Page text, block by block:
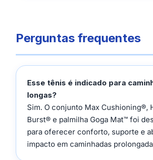
Perguntas frequentes
Esse tênis é indicado para
longas?
Sim. O conjunto Max Cushioning®,
Burst® e palmilha Goga Mat™ foi
para oferecer conforto, suporte e
impacto em caminhadas